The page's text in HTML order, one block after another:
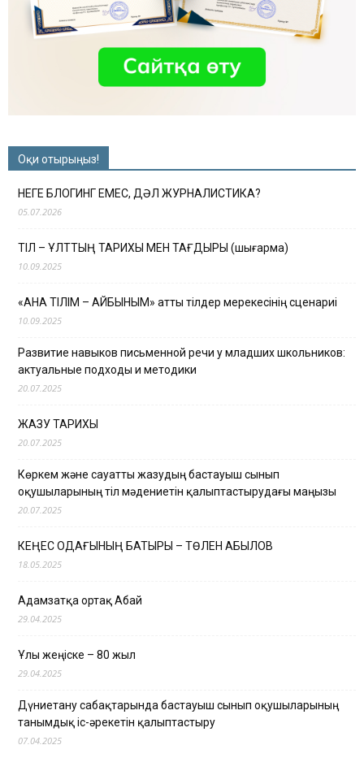
Оқи отырыңыз!
НЕГЕ БЛОГИНГ ЕМЕС, ДӘЛ ЖУРНАЛИСТИКА?
05.07.2026
ТІЛ – ҰЛТТЫҢ ТАРИХЫ МЕН ТАҒДЫРЫ (шығарма)
10.09.2025
«АНА ТІЛІМ – АЙБЫНЫМ» атты тілдер мерекесінің сценариі
10.09.2025
Развитие навыков письменной речи у младших школьников:
актуальные подходы и методики
20.07.2025
ЖАЗУ ТАРИХЫ
20.07.2025
Көркем және сауатты жазудың бастауыш сынып
оқушыларының тіл мәдениетін қалыптастырудағы маңызы
20.07.2025
КЕҢЕС ОДАҒЫНЫҢ БАТЫРЫ – ТӨЛЕН ҚАБЫЛОВ
18.05.2025
Адамзатқа ортақ Абай
29.04.2025
Ұлы жеңіске – 80 жыл
29.04.2025
Дүниетану сабақтарында бастауыш сынып оқушыларының
танымдық іс-әрекетін қалыптастыру
07.04.2025